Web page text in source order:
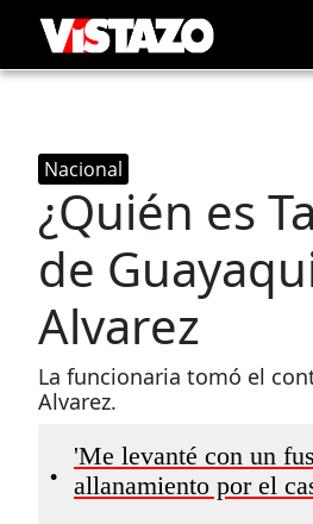
Nacional
¿Quién es
de
Alvarez
La funcionaria tomó el
Alvarez.
•
'Me levanté con un
allanamiento por el